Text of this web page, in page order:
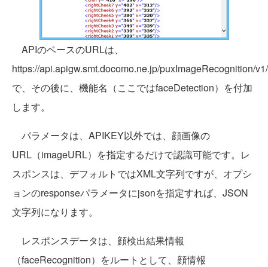
APIのベースのURLは、
https://api.apigw.smt.docomo.ne.jp/puxImageRecognition/v1/
で、その後に、機能名（ここではfaceDetection）を付加
します。
パラメータは、APIKEY以外では、顔画像の
URL（imageURL）を指定するだけで認識可能です。レ
スポンスは、デフォルトではXML文字列ですが、オプシ
ョンのresponseパラメータにjsonを指定すれば、JSON
文字列になります。
レスポンスデータは、顔検出結果情報
（faceRecognition）をルートとして、顔情報